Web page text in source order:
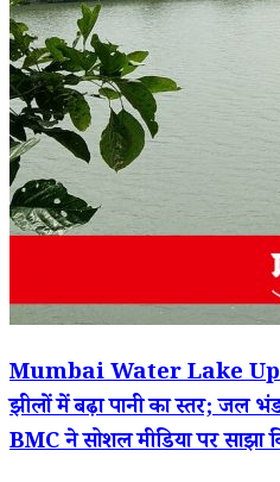
Mumbai Water Lake
झीलों में बढ़ा पानी का स्तर; जल
BMC ने सोशल मीडिया पर